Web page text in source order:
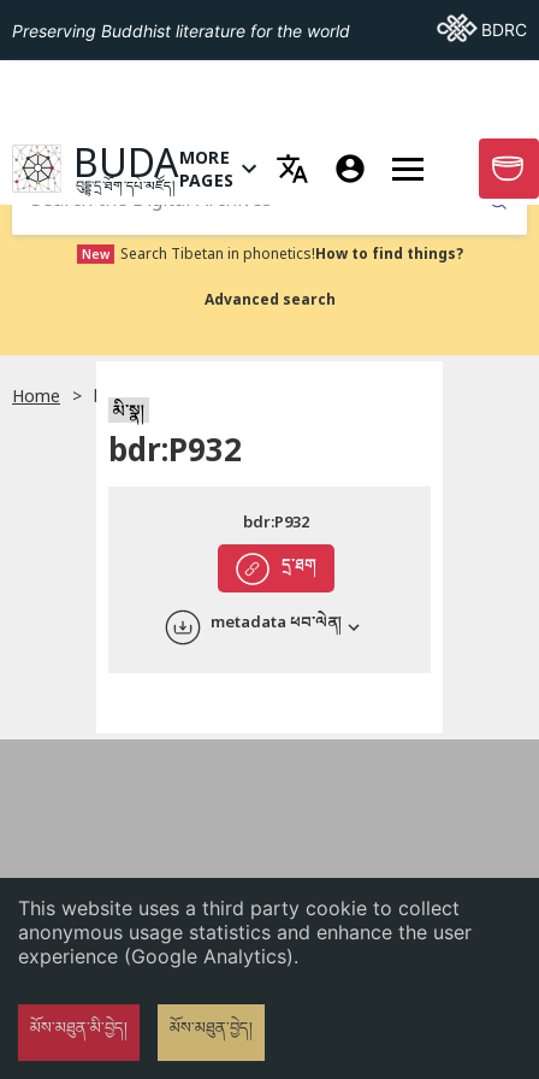
This website uses a third party cookie to collect
anonymous usage statistics and enhance the user
experience (Google Analytics).
མོས་མཐུན་མི་བྱེད། མོས་མཐུན་བྱེད།
English
Preserving Buddhist literature for the world Go ToBDRC
GO TO HOMEPAGE
BUDA
བུདྡྷ་དྲ་ཐོག་དཔེ་མཛོད།
OPEN MENU OF MORE PAGES
MORE
PAGES
GO
Submit
New Search Tibetan in phonetics!How to find things?
Advanced search
Home bdr:P932
མི་སྣ།
bdr:P932
དྲ་ཐག
bdr:P932
metadata ཕབ་ལེན།